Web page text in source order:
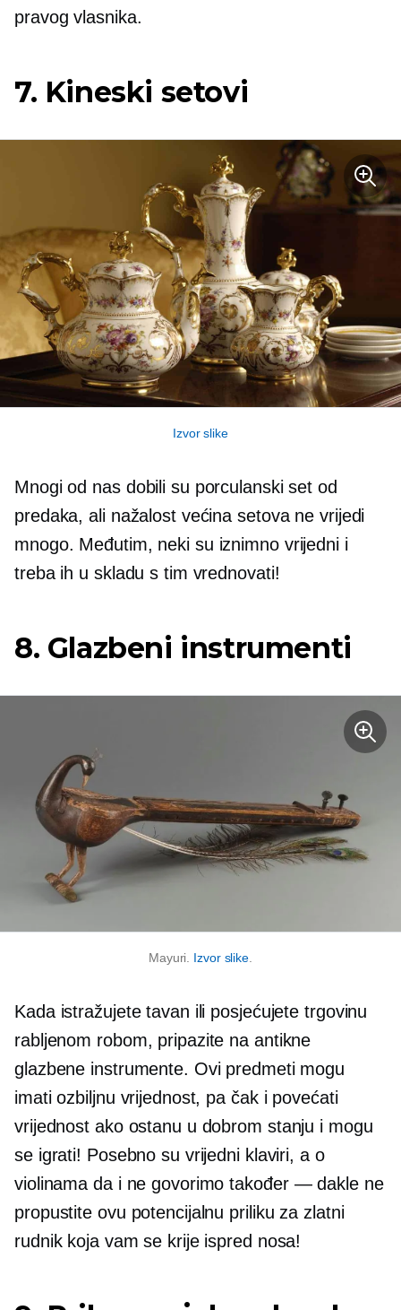
pravog vlasnika.
7. Kineski setovi
Izvor slike
Mnogi od nas dobili su porculanski set od
predaka, ali nažalost većina setova ne vrijedi
mnogo. Međutim, neki su iznimno vrijedni i
treba ih u skladu s tim vrednovati!
8. Glazbeni instrumenti
Mayuri. Izvor slike.
Kada istražujete tavan ili posjećujete trgovinu
rabljenom robom, pripazite na antikne
glazbene instrumente. Ovi predmeti mogu
imati ozbiljnu vrijednost, pa čak i povećati
vrijednost ako ostanu u dobrom stanju i mogu
se igrati! Posebno su vrijedni klaviri, a o
violinama da i ne govorimotakođer — daklene
propustite ovu potencijalnu priliku za zlatni
rudnik koja vam se krije ispred nosa!